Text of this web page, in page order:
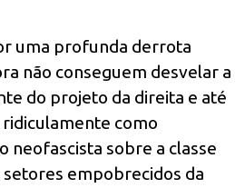
uma profunda derrota
não conseguem desvelar a
do projeto da direita e até
como
neofascista sobre a classe
empobrecidos da